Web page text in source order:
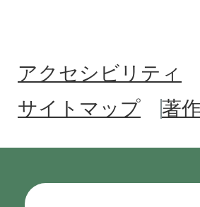
アクセシビリティ
サイトマップ
著